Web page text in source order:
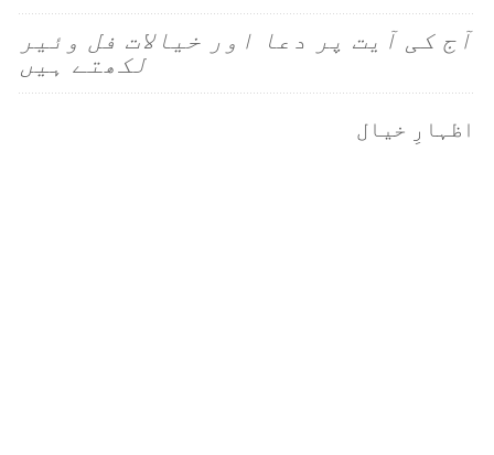
آج کی آیت پر دعا اور خیالات فل وئیر
لکھتے ہیں
اظہارِ خیال